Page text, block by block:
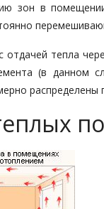
зон в
тепла
(в данном